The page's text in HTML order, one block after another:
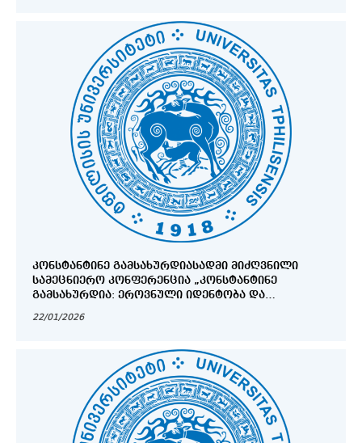
ᲙᲝᲜᲡᲢᲐᲜᲢᲘᲜᲔ ᲒᲐᲛᲡᲐᲮᲣᲠᲓᲘᲐᲡᲐᲓᲛᲘ ᲛᲘᲫᲦᲕᲜᲘᲚᲘ
ᲡᲐᲛᲔᲪᲜᲘᲔᲠᲝ ᲙᲝᲜᲤᲔᲠᲔᲜᲪᲘᲐ „ᲙᲝᲜᲡᲢᲐᲜᲢᲘᲜᲔ
ᲒᲐᲛᲡᲐᲮᲣᲠᲓᲘᲐ: ᲔᲠᲝᲕᲜᲣᲚᲘ ᲘᲓᲔᲜᲢᲝᲑᲐ ᲓᲐ
22/01/2026